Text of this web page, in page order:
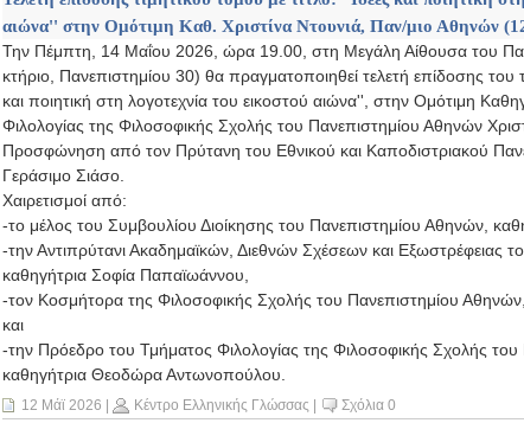
αιώνα'' στην Ομότιμη Καθ. Χριστίνα Ντουνιά, Παν/μιο Αθηνών
Την Πέμπτη, 14 Μαΐου 2026, ώρα 19.00, στη Μεγάλη Αίθουσα του
κτήριο, Πανεπιστημίου 30) θα πραγματοποιηθεί τελετή επίδοσης του
και ποιητική στη λογοτεχνία του εικοστού αιώνα'', στην Ομότιμη
Φιλολογίας της Φιλοσοφικής Σχολής του Πανεπιστημίου Αθηνών
Προσφώνηση από τον Πρύτανη του Εθνικού και Καποδιστριακού
Γεράσιμο Σιάσο.
Χαιρετισμοί από:
-το μέλος του Συμβουλίου Διοίκησης του Πανεπιστημίου Αθηνών,
-την Αντιπρύτανι Ακαδημαϊκών, Διεθνών Σχέσεων και Εξωστρέφειας
καθηγήτρια Σοφία Παπαϊωάννου,
-τον Κοσμήτορα της Φιλοσοφικής Σχολής του Πανεπιστημίου
και
-την Πρόεδρο του Τμήματος Φιλολογίας της Φιλοσοφικής Σχολής
καθηγήτρια Θεοδώρα Αντωνοπούλου.
12 Μάϊ 2026 Κέντρο Ελληνικής Γλώσσας Σχόλια 0